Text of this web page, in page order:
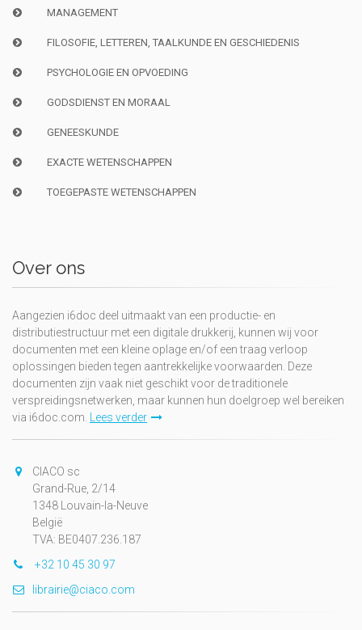
MANAGEMENT
FILOSOFIE, LETTEREN, TAALKUNDE EN GESCHIEDENIS
PSYCHOLOGIE EN OPVOEDING
GODSDIENST EN MORAAL
GENEESKUNDE
EXACTE WETENSCHAPPEN
TOEGEPASTE WETENSCHAPPEN
Over ons
Aangezien i6doc deel uitmaakt van een productie- en
distributiestructuur met een digitale drukkerij, kunnen wij voor
documenten met een kleine oplage en/of een traag verloop
oplossingen bieden tegen aantrekkelijke voorwaarden. Deze
documenten zijn vaak niet geschikt voor de traditionele
verspreidingsnetwerken, maar kunnen hun doelgroep wel bereiken
via i6doc.com. Lees verder
CIACO sc
Grand-Rue, 2/14
1348 Louvain-la-Neuve
België
TVA: BE0407.236.187
+32 10 45 30 97
librairie@ciaco.com